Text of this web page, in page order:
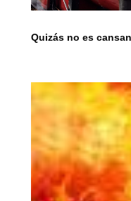
Quizás no es